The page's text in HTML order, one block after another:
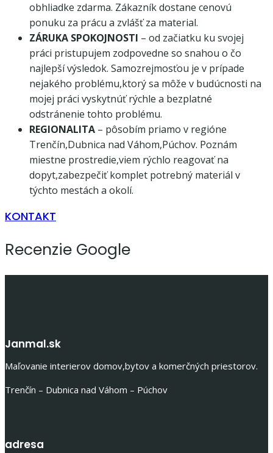
obhliadke zdarma. Zákazník dostane cenovú
ponuku za prácu a zvlášť za material.
ZÁRUKA SPOKOJNOSTI – od začiatku ku svojej
práci pristupujem zodpovedne so snahou o čo
najlepší výsledok. Samozrejmosťou je v prípade
nejakého problému,ktorý sa môže v budúcnosti na
mojej práci vyskytnúť rýchle a bezplatné
odstránenie tohto problému.
REGIONALITA – pôsobím priamo v regióne
Trenčín,Dubnica nad Váhom,Púchov. Poznám
miestne prostredie,viem rýchlo reagovať na
dopyt,zabezpečiť komplet potrebný materiál v
týchto mestách a okolí.
KONTAKT
Recenzie Google
Janmal.sk
Maľovanie interierov domov,bytov a komerčných priestorov.
Trenčín – Dubnica nad Váhom – Púchov
adresa